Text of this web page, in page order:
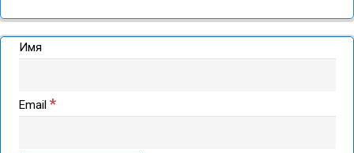
Имя
Email *